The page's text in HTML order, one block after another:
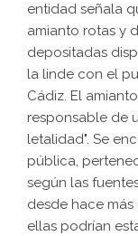
entidad señala
amianto rotas y
depositadas
la linde con el
Cádiz. El
responsable de
letalidad". Se
pública,
según las
desde hace
ellas podrían